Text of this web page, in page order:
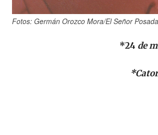
Fotos: Germán Orozco Mora/El Señor
*24 de